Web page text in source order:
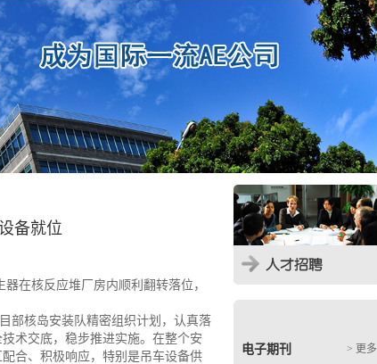
备就位
在核反应堆厂房内顺利翻转落位，
核岛安装队精密组织计划，认真落
术交底，稳步推进实施。在整个安
合、积极响应，特别是吊车设备供
> 更多
电子期刊